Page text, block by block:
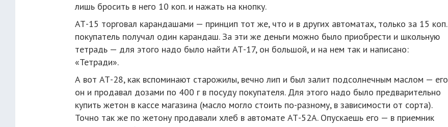
лишь бросить в него 10 коп. и нажать на кнопку.
АТ-15 торговал карандашами — принцип тот же, что и в других автоматах, только за 15 коп.
покупатель получал один карандаш. За эти же деньги можно было приобрести и школьную
тетрадь — для этого надо было найти АТ-17, он большой, и на нем так и написано:
«Тетради».
А вот АТ-28, как вспоминают старожилы, вечно лип и был залит подсолнечным маслом — его
он и продавал дозами по 400 г в посуду покупателя. Для этого надо было предварительно
купить жетон в кассе магазина (масло могло стоить по-разному, в зависимости от сорта).
Точно так же по жетону продавали хлеб в автомате АТ-52А. Опускаешь его — в приемник